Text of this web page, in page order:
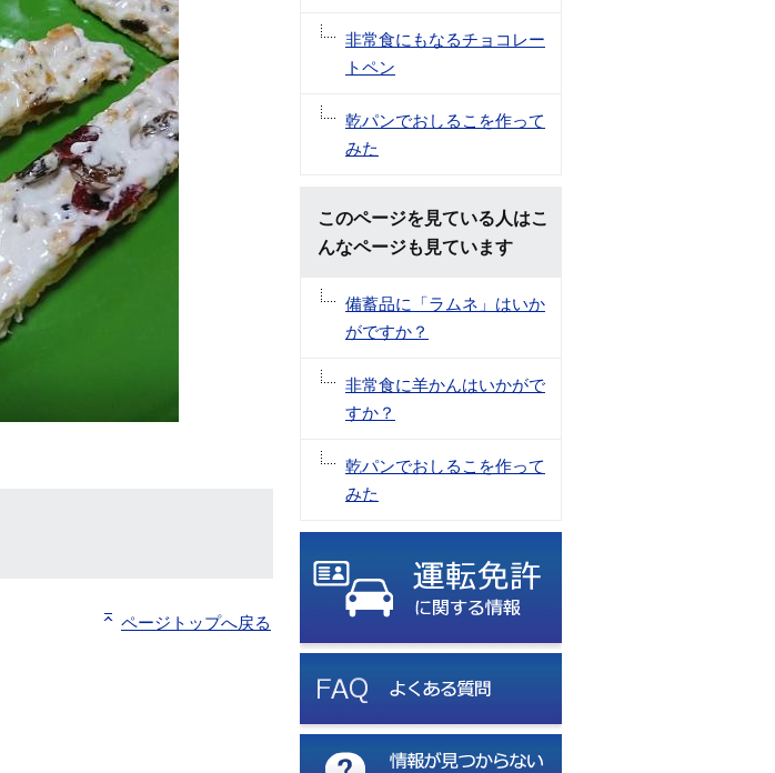
ページトップへ戻る
非常食にもなるチョコレー
トペン
乾パンでおしるこを作って
みた
このページを見ている人はこ
んなページも見ています
備蓄品に「ラムネ」はいか
がですか？
非常食に羊かんはいかがで
すか？
乾パンでおしるこを作って
みた